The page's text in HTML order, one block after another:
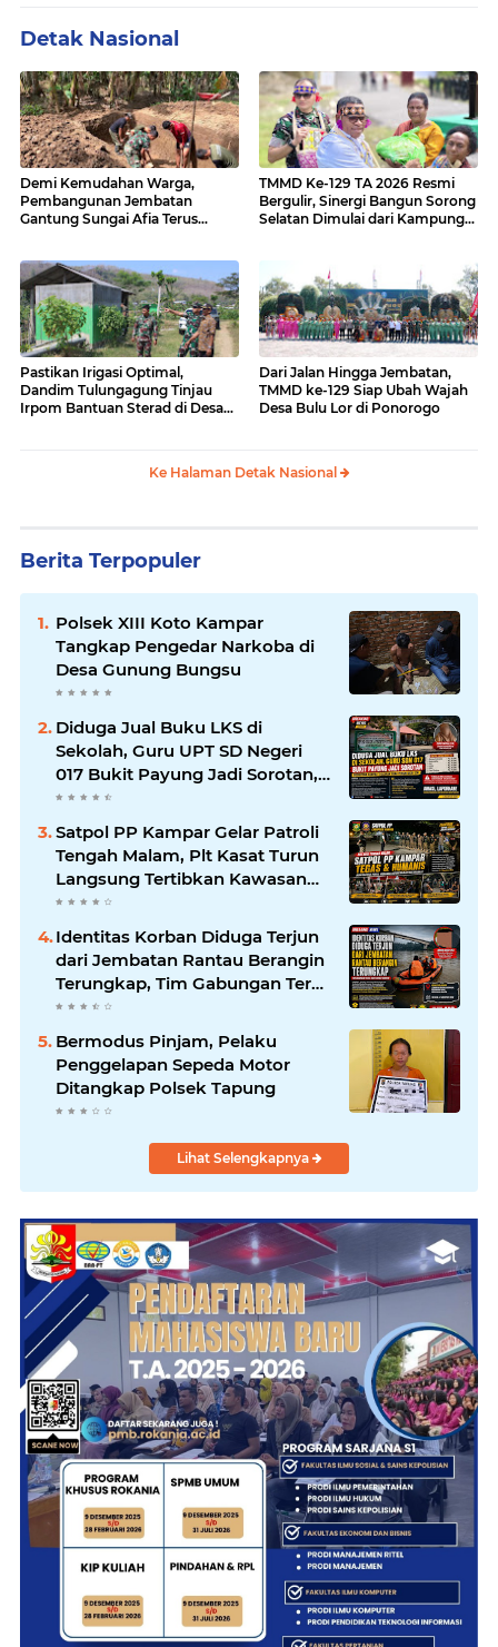
Detak Nasional
Demi Kemudahan Warga,
Pembangunan Jembatan
Gantung Sungai Afia Terus
TMMD Ke-129 TA 2026 Resmi
Bergulir, Sinergi Bangun Sorong
Selatan Dimulai dari Kampung
Pastikan Irigasi Optimal,
Dandim Tulungagung Tinjau
Irpom Bantuan Sterad di Desa
Dari Jalan Hingga Jembatan,
TMMD ke-129 Siap Ubah Wajah
Desa Bulu Lor di Ponorogo
Ke Halaman Detak Nasional
Berita Terpopuler
Polsek XIII Koto Kampar
Tangkap Pengedar Narkoba di
Desa Gunung Bungsu
Diduga Jual Buku LKS di
Sekolah, Guru UPT SD Negeri
017 Bukit Payung Jadi Sorotan,
Disdikpora Kampar Tegaskan
Tidak Pernah Beri Izin
Satpol PP Kampar Gelar Patroli
Tengah Malam, Plt Kasat Turun
Langsung Tertibkan Kawasan
Publik dan Warung Karaoke
Identitas Korban Diduga Terjun
dari Jembatan Rantau Berangin
Terungkap, Tim Gabungan Terus
Sisir Sungai Kampar
Bermodus Pinjam, Pelaku
Penggelapan Sepeda Motor
Ditangkap Polsek Tapung
Lihat Selengkapnya